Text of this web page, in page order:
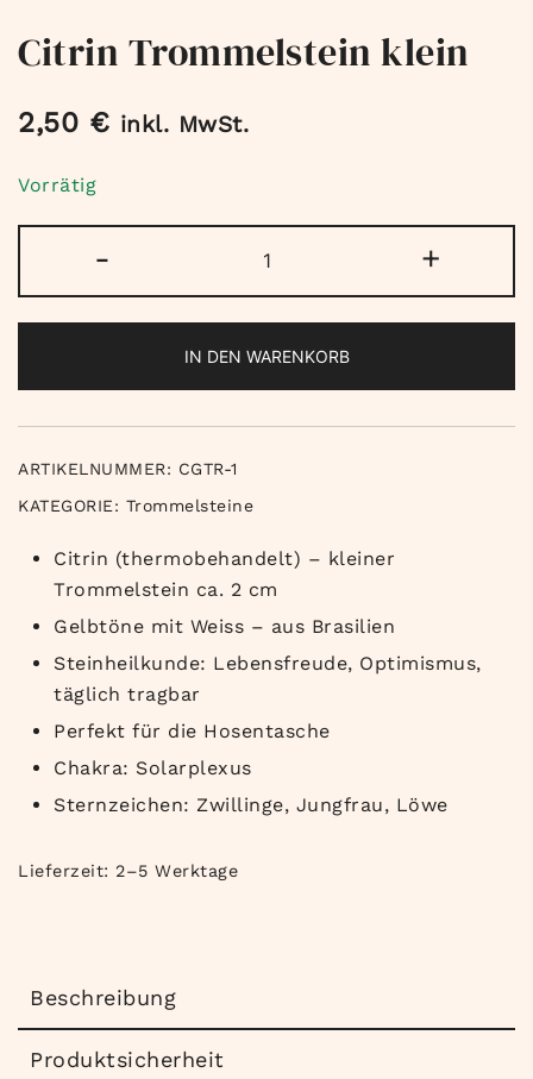
Citrin Trommelstein klein
2,50 € inkl. MwSt.
Vorrätig
-
Trommelstein
klein
+
IN DEN WARENKORB
ARTIKELNUMMER: CGTR-1
KATEGORIE: Trommelsteine
Citrin (thermobehandelt) – kleiner
Trommelstein ca. 2 cm
Gelbtöne mit Weiss – aus Brasilien
Steinheilkunde: Lebensfreude, Optimismus,
täglich tragbar
Perfekt für die Hosentasche
Chakra: Solarplexus
Sternzeichen: Zwillinge, Jungfrau, Löwe
Lieferzeit: 2–5 Werktage
Beschreibung
Produktsicherheit